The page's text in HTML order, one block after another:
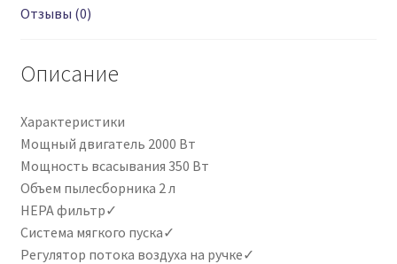
Отзывы (0)
Описание
Характеристики
Мощный двигатель 2000 Вт
Мощность всасывания 350 Вт
Объем пылесборника 2 л
HEPA фильтр✓
Система мягкого пуска✓
Регулятор потока воздуха на ручке✓